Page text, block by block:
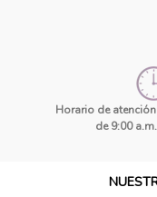
Horario de
de 9:00